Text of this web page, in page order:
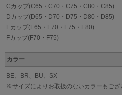
Cカップ(C65・C70・C75・C80・C85)
Dカップ(D65・D70・D75・D80・D85)
Eカップ(E65・E70・E75・E80)
Fカップ(F70・F75)
カラー
BE、BR、BU、SX
※サイズによりお取扱のないカラーもござ